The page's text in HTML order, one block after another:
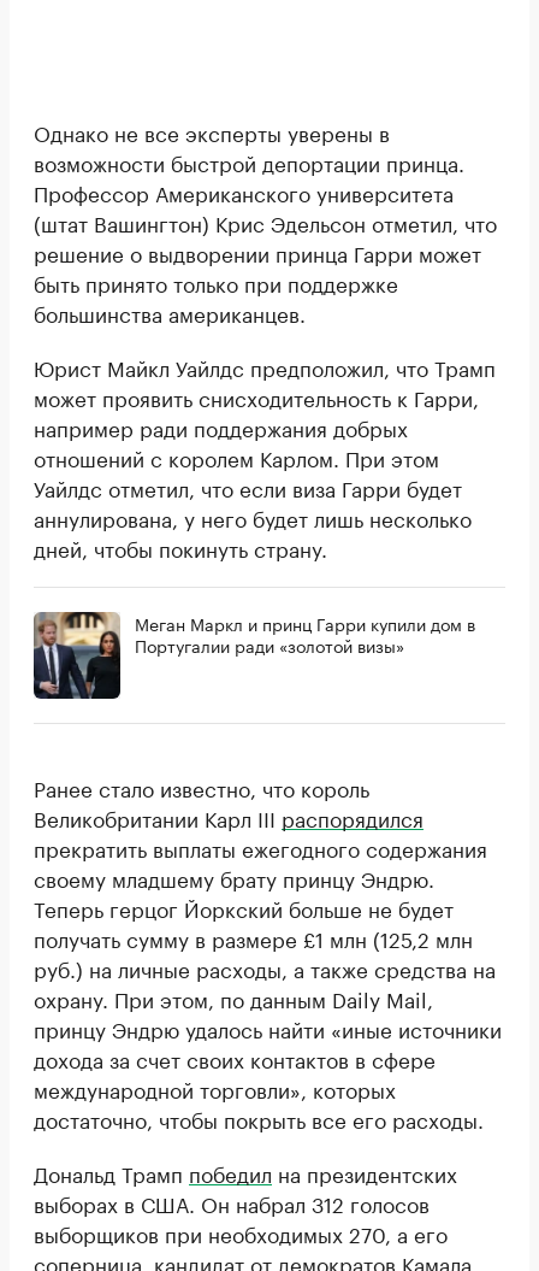
Однако не все эксперты уверены в
возможности быстрой депортации принца.
Профессор Американского университета
(штат Вашингтон) Крис Эдельсон отметил, что
решение о выдворении принца Гарри может
быть принято только при поддержке
большинства американцев.
Юрист Майкл Уайлдс предположил, что Трамп
может проявить снисходительность к Гарри,
например ради поддержания добрых
отношений с королем Карлом. При этом
Уайлдс отметил, что если виза Гарри будет
аннулирована, у него будет лишь несколько
дней, чтобы покинуть страну.
Меган Маркл и принц Гарри купили дом в
Португалии ради «золотой визы»
Ранее стало известно, что король
Великобритании Карл III распорядился
прекратить выплаты ежегодного содержания
своему младшему брату принцу Эндрю.
Теперь герцог Йоркский больше не будет
получать сумму в размере £1 млн (125,2 млн
руб.) на личные расходы, а также средства на
охрану. При этом, по данным Daily Mail,
принцу Эндрю удалось найти «иные источники
дохода за счет своих контактов в сфере
международной торговли», которых
достаточно, чтобы покрыть все его расходы.
Дональд Трамп победил на президентских
выборах в США. Он набрал 312 голосов
выборщиков при необходимых 270, а его
соперница, кандидат от демократов Камала